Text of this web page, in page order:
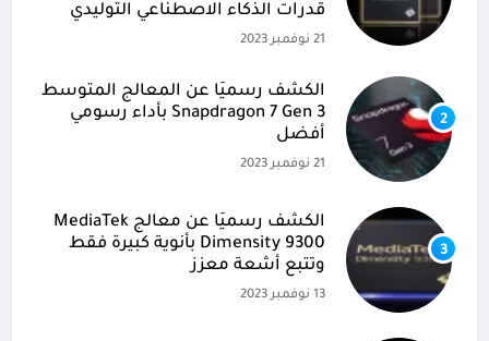
قدرات الذكاء الاصطناعي التوليدي
21 نوفمبر 2023
2
الكشف رسميًا عن المعالج المتوسط
Snapdragon 7 Gen 3 بأداء رسومي
أفضل
21 نوفمبر 2023
3
الكشف رسميًا عن معالج MediaTek
Dimensity 9300 بأنوية كبيرة فقط
وتتبع أشعة معزز
13 نوفمبر 2023